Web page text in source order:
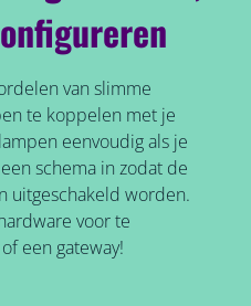
van slimme
te koppelen met je
eenvoudig als je
schema in zodat de
uitgeschakeld worden.
voor te
een gateway!